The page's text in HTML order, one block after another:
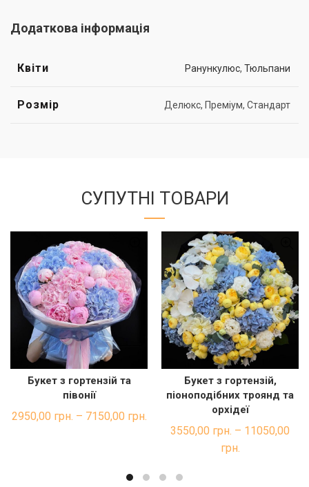
Додаткова інформація
Квіти Ранункулюс, Тюльпани
Розмір Делюкс, Преміум, Стандарт
СУПУТНІ ТОВАРИ
ШВИДКА ПОКУПКА
Букет з гортензій та
півонії
2950,00 грн. – 7150,00 грн.
ШВИДКА ПОКУПКА
Букет з гортензій,
піоноподібних троянд та
орхідеї
3550,00 грн. – 11050,00
грн.